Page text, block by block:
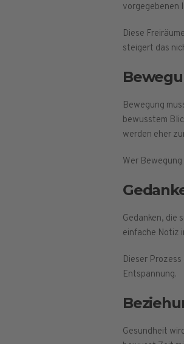
vorgegebenen
Diese
steigert das
Bewegung
bewusstem
werden eher
Wer
Gedanken, die
einfache Notiz
Dieser
Entspannung.
Gesundheit